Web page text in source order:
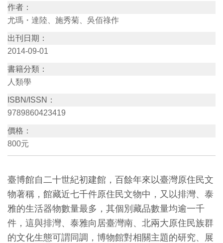
訊
展
覽
資
訊
教
育
活
動
出
版
文
創
作者：
尤瑪・達陸、施秀菊、吳佰祿作
出刊日期：
2014-09-01
書籍分類：
人類學
ISBN/ISSN：
9789860423419
價格：
800元
臺博館自二十世紀初建館，百餘年來以臺灣原住民文
物著稱，館藏近七千件原住民文物中，又以排灣、泰
雅的生活器物數量最多，其個別藏品數量均逾一千
件，這與排灣、泰雅向居臺灣南、北兩大原住民族群
的文化生態可謂同調，博物館對相關主題的研究、展